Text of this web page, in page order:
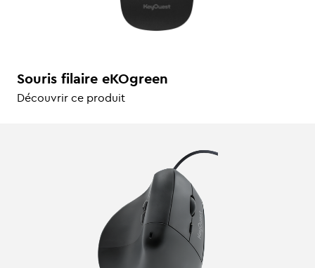
Souris filaire eKOgreen
Découvrir ce produit